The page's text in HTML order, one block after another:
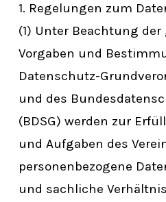
1. Regelungen zum
(1) Unter Beachtung
Vorgaben und
Datenschutz-
und des
(BDSG) werden zur
und Aufgaben des
personenbezogene
und sachliche